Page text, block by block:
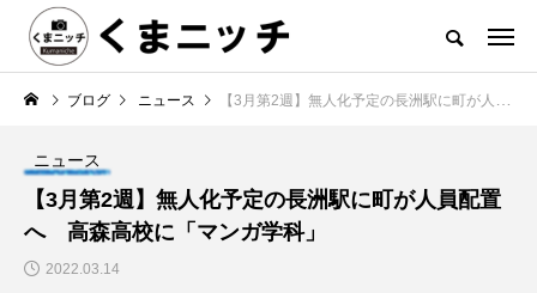
ブログ ニュース 【3月第2週】無人化予定の長洲駅に町が人員配置へ 高森高校に「マンガ学科」
ニュース
【3月第2週】無人化予定の長洲駅に町が人員配置
へ 高森高校に「マンガ学科」
2022.03.14